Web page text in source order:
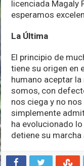
licenciada Magaly
esperamos
La Última
El principio de
tiene su origen en
humano aceptar
somos, con
nos ciega y no
simplemente
ha evolucionado
detiene su